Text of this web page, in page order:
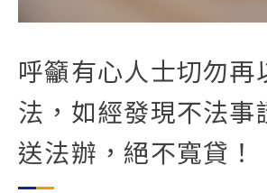
呼籲有心人士切勿再
法，如經發現不法事
送法辦，絕不寬貸！